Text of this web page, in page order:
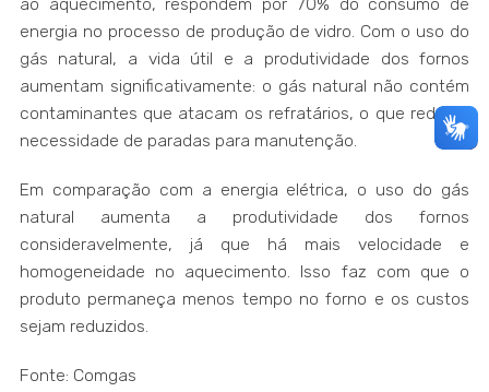
energia no processo de produção de vidro. Com o uso do
gás natural, a vida útil e a produtividade dos fornos
aumentam significativamente: o gás natural não contém
contaminantes que atacam os refratários, o que reduz a
necessidade de paradas para manutenção.
Em comparação com a energia elétrica, o uso do gás
natural aumenta a produtividade dos fornos
consideravelmente, já que há mais velocidade e
homogeneidade no aquecimento. Isso faz com que o
produto permaneça menos tempo no forno e os custos
sejam reduzidos.
Fonte: Comgas